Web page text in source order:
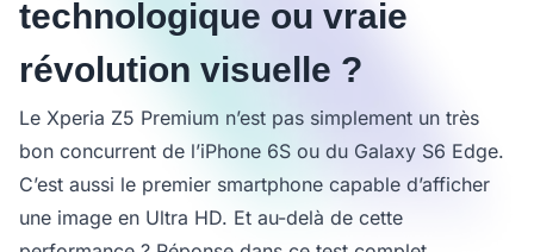
technologique ou vraie
révolution visuelle ?
Le Xperia Z5 Premium n’est pas simplement un très
bon concurrent de l’iPhone 6S ou du Galaxy S6 Edge.
C’est aussi le premier smartphone capable d’afficher
une image en Ultra HD. Et au-delà de cette